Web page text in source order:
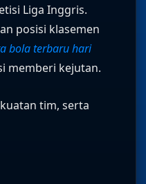
Liga Inggris.
posisi klasemen
bola terbaru hari
memberi kejutan.
tim, serta